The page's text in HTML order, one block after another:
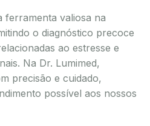
ferramenta valiosa na
o diagnóstico precoce
ao estresse e
Na Dr. Lumimed,
precisão e cuidado,
possível aos nossos